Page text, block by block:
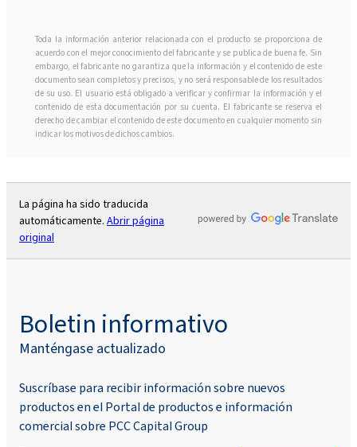
Toda la información anterior relacionada con el producto se proporciona de
acuerdo con el mejor conocimiento del fabricante y se publica de buena fe. Sin
embargo, el fabricante no garantiza que la información y el contenido de este
documento sean completos y precisos, y no será responsable de los resultados
de su uso. El usuario está obligado a verificar y confirmar la información y el
contenido de esta documentación por su cuenta. El fabricante se reserva el
derecho de cambiar el contenido de este documento en cualquier momento sin
indicar los motivos de dichos cambios.
La página ha sido traducida
automáticamente. Abrir página
original
Boletin informativo
Manténgase actualizado
Suscríbase para recibir información sobre nuevos
productos en el Portal de productos e información
comercial sobre PCC Capital Group